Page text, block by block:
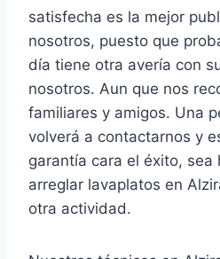
satisfecha es la mejor
nosotros, puesto que
día tiene otra avería con
nosotros. Aun que nos
familiares y amigos. Una
volverá a contactarnos y
garantía cara el éxito, sea
arreglar lavaplatos en
otra actividad.